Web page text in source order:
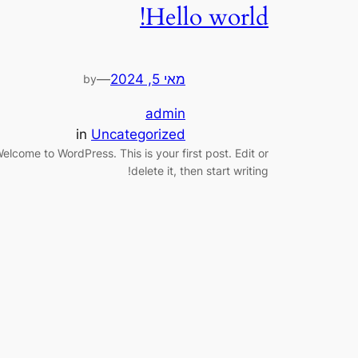
Hello world!
מאי 5, 2024 —
by
admin
in Uncategorized
to WordPress. This is your first post. Edit or
delete it, then start writing!